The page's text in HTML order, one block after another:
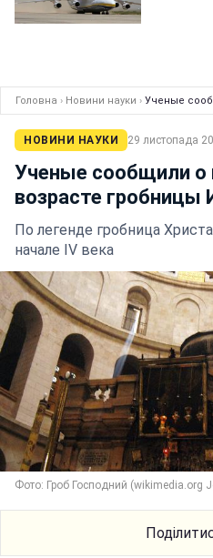
Головна › Новини науки › Ученые
НОВИНИ НАУКИ 29 листопада
Ученые сообщили
возрасте гробницы
По легенде гробница
начале IV века
Фото: Гроб Господний (wikimedia.org